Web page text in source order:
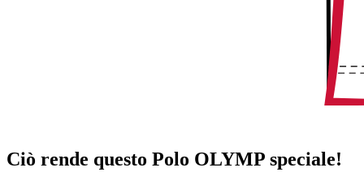
Ciò rende questo Polo OLYMP speciale!